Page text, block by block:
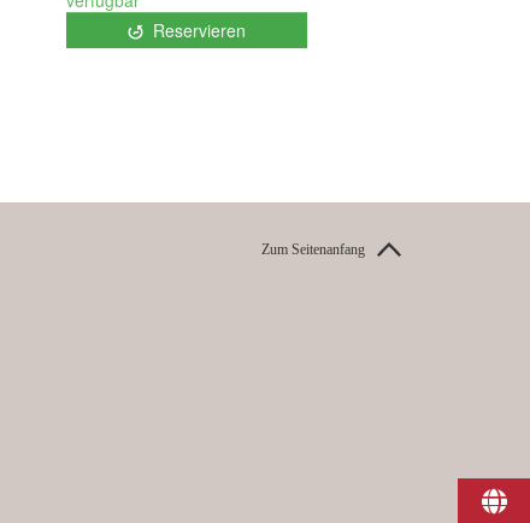
Zum Seitenanfang